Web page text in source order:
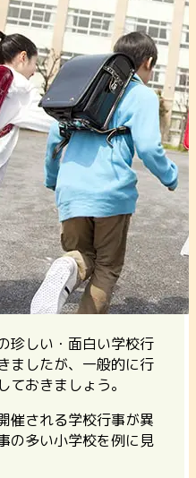
珍しい・面白い学校行
ましたが、一般的に行
おきましょう。
催される学校行事が異
の多い小学校を例に見